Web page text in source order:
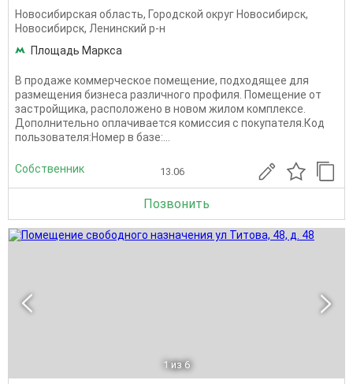
Новосибирская область, Городской округ Новосибирск,
Новосибирск, Ленинский р-н
Площадь Маркса
В продаже коммерческое помещение, подходящее для
размещения бизнеса различного профиля. Помещение от
застройщика, расположено в новом жилом комплексе.
Дополнительно оплачивается комиссия с покупателя.Код
пользователя:Номер в базе:...
Собственник 13.06
Позвонить
1 из 6